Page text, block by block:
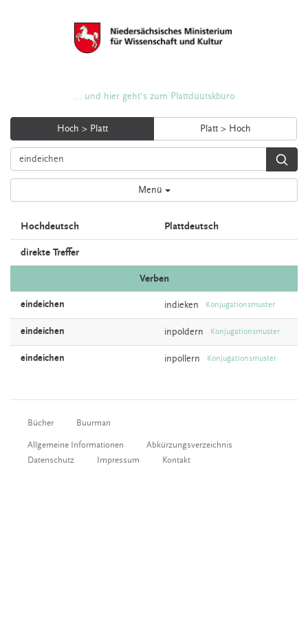
... und hier geht's zum Plattdüütskbüro
Hoch > Platt Platt > Hoch
Menü
Hochdeutsch Plattdeutsch
direkte Treffer
Verben
eindeichen indieken Konjugationsmuster
eindeichen inpoldern Konjugationsmuster
eindeichen inpollern Konjugationsmuster
Bücher Buurman
Allgemeine Informationen
Abkürzungsverzeichnis
Datenschutz
Impressum Kontakt